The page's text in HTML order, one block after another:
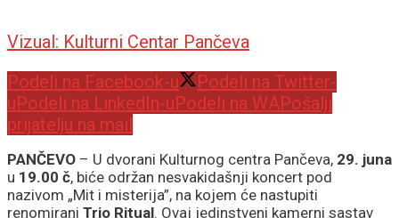
Vizual: Kulturni Centar Pančeva
Podeli na Facebook-u
Podeli na Twitter-
u Podeli na LinkedIn-u Podeli na WAPošalji
prijatelju na mail
PANČEVO – U dvorani Kulturnog centra Pančeva, 29. juna
u 19.00 č, biće održan nesvakidašnji koncert pod
nazivom „Mit i misterija”, na kojem će nastupiti
renomirani Trio Ritual. Ovaj jedinstveni kamerni sastav